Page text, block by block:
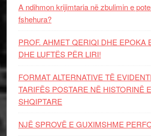
A ndihmon krijimtaria në zbulimin e
fshehura?
PROF. AHMET QERIQI DHE EPOKA
DHE LUFTЁS PЁR LIRI!
FORMAT ALTERNATIVE TË
TARIFËS POSTARE NË HISTORINË
SHQIPTARE
NJË SPROVË E GUXIMSHME